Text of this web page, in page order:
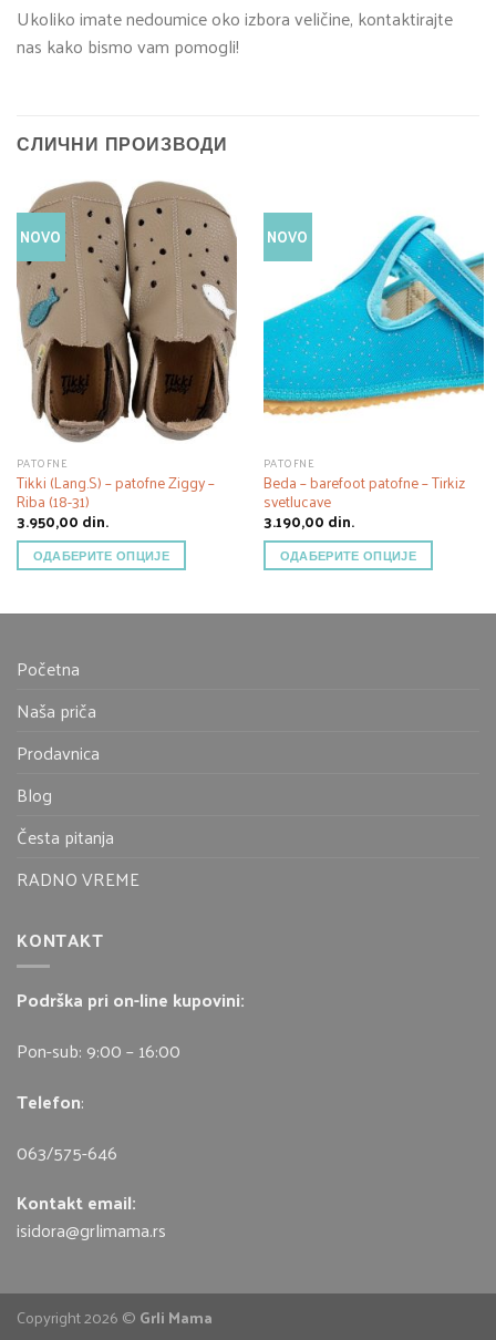
Ukoliko imate nedoumice oko izbora veličine, kontaktirajte
nas kako bismo vam pomogli!
СЛИЧНИ ПРОИЗВОДИ
NOVO
PATOFNE
Tikki (Lang.S) – patofne Ziggy –
Riba (18-31)
3.950,00 din.
ОДАБЕРИТЕ ОПЦИЈЕ
NOVO
PATOFNE
Beda – barefoot patofne – Tirkiz
svetlucave
3.190,00 din.
ОДАБЕРИТЕ ОПЦИЈЕ
Početna
Naša priča
Prodavnica
Blog
Česta pitanja
RADNO VREME
KONTAKT
Podrška pri on-line kupovini:
Pon-sub: 9:00 – 16:00
Telefon:
063/575-646
Kontakt email:
isidora@grlimama.rs
Copyright 2026 ©Grli Mama